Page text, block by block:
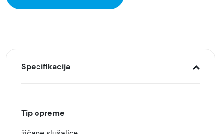
Specifikacija
Tip opreme